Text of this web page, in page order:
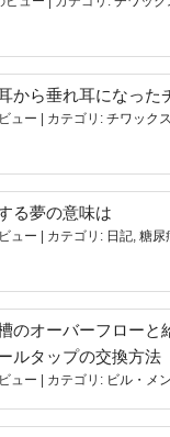
から垂れ耳になった
ュー カテゴリ: チワックス
る夢の意味は
ュー カテゴリ: 日記, 糖尿
のオーバーフローと
ルタップの交換方法
ュー カテゴリ: ビル・メ